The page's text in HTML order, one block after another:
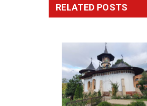
RELATED POSTS